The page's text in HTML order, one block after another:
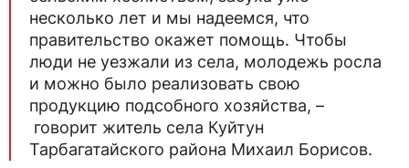
несколько лет и мы надеемся, что
правительство окажет помощь. Чтобы
люди не уезжали из села, молодежь росла
и можно было реализовать свою
продукцию подсобного хозяйства, –
говорит житель села Куйтун
Тарбагатайского района Михаил Борисов.